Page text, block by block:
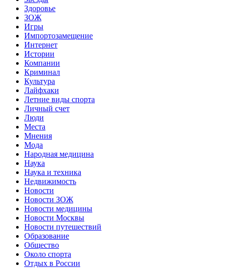
Здоровье
ЗОЖ
Игры
Импортозамещение
Интернет
Истории
Компании
Криминал
Культура
Лайфхаки
Летние виды спорта
Личный счет
Люди
Места
Мнения
Мода
Народная медицина
Наука
Наука и техника
Недвижимость
Новости
Новости ЗОЖ
Новости медицины
Новости Москвы
Новости путешествий
Образование
Общество
Около спорта
Отдых в России